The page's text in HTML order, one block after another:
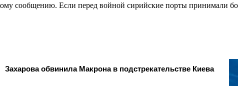
сообщению. Если перед войной сирийские порты принимали
Захарова обвинила Макрона в подстрекательстве Киева